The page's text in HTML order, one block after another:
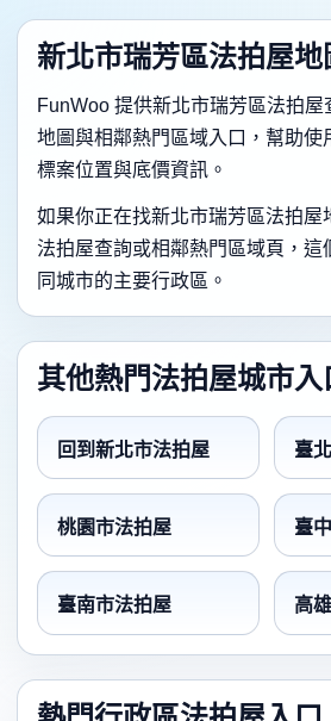
新北市瑞芳區法拍屋地
FunWoo 提供新北市瑞芳區法拍
地圖與相鄰熱門區域入口，幫助使
標案位置與底價資訊。
如果你正在找新北市瑞芳區法拍屋
法拍屋查詢或相鄰熱門區域頁，這
同城市的主要行政區。
其他熱門法拍屋城市入
回到新北市法拍屋 臺
桃園市法拍屋 臺
臺南市法拍屋 高